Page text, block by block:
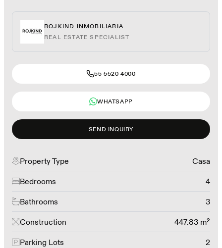
ROJKIND INMOBILIARIA
REAL ESTATE SPECIALIST
55 5520 4000
WHATSAPP
SEND INQUIRY
Property Type Casa
Bedrooms 4
Bathrooms 3
Construction 447.83 m²
Parking Lots 2